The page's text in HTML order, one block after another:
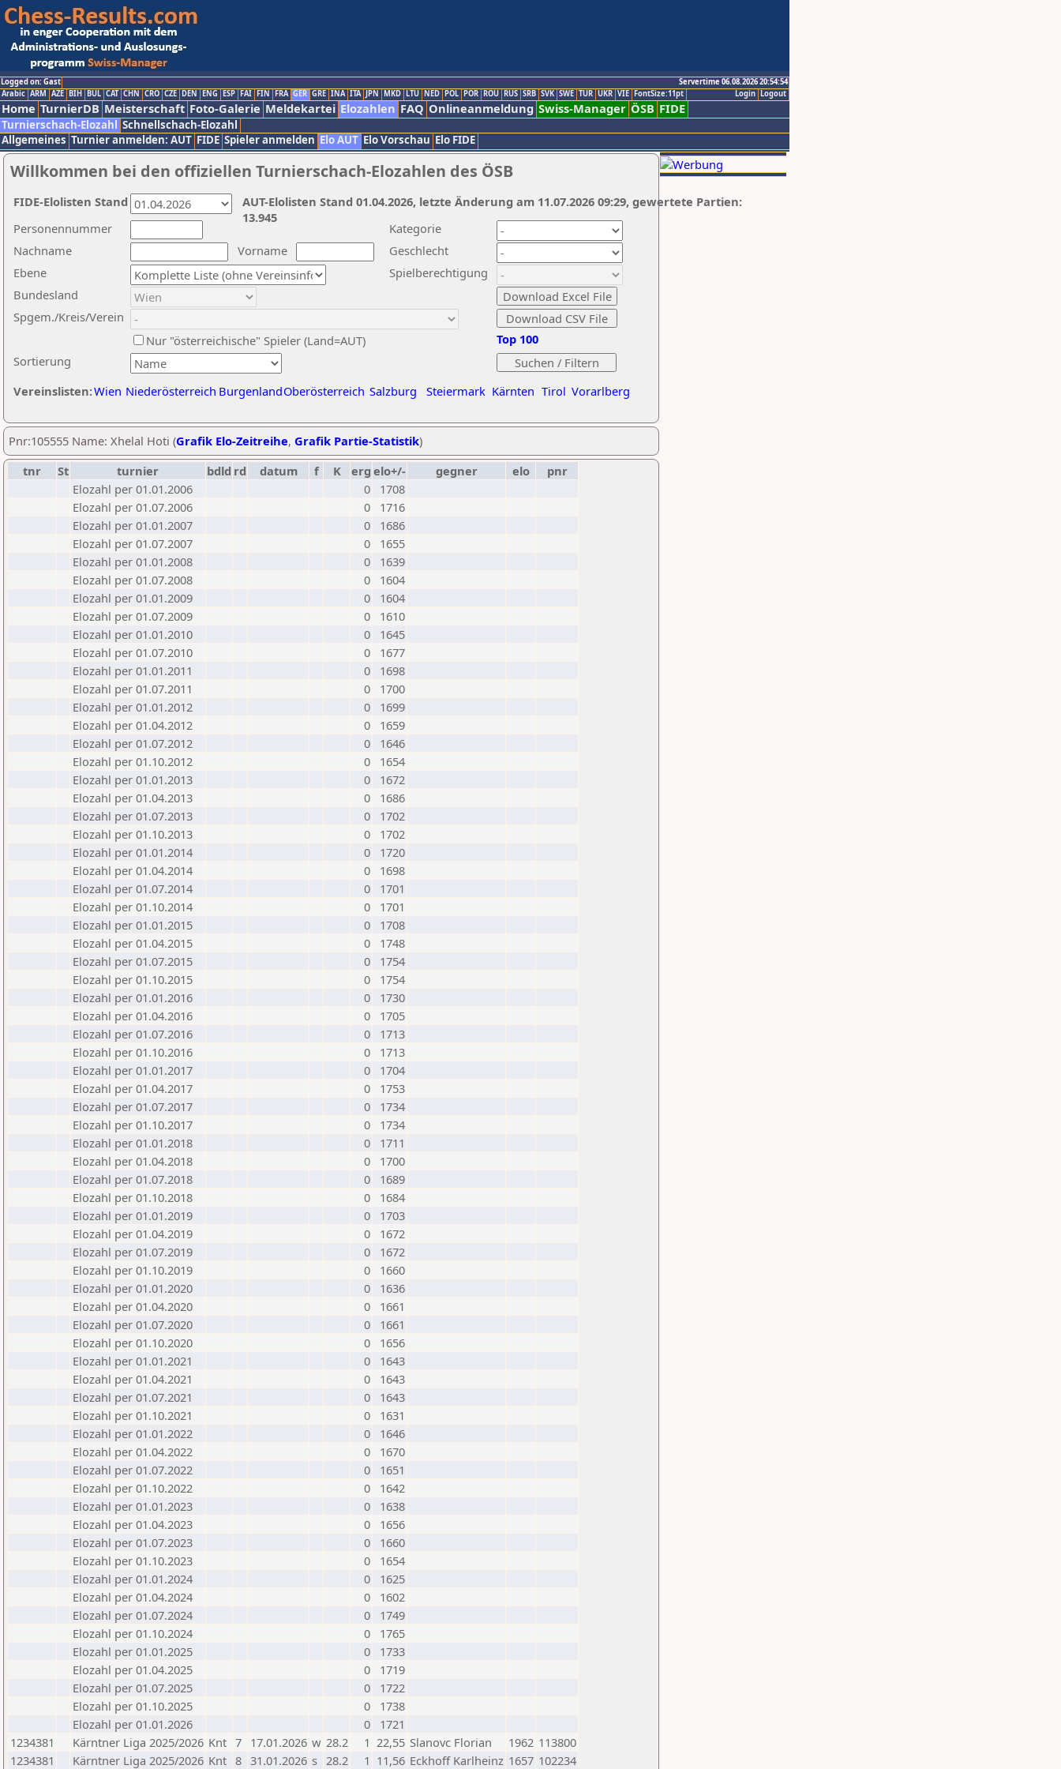
Logged on: Gast
Servertime 06.08.2026 20:54:54
Logout
Login
Arabic ARM AZE BIH BUL CAT CHN CRO CZE DEN ENG ESP FAI FIN FRA GER GRE INA ITA JPN MKD LTU NED POL POR ROU RUS SRB SVK SWE TUR UKR VIE FontSize:11pt
Home TurnierDB Meisterschaft Foto-Galerie Meldekartei Elozahlen FAQ Onlineanmeldung Swiss-Manager ÖSB FIDE
Turnierschach-Elozahl Schnellschach-Elozahl
Allgemeines Turnier anmelden: AUT FIDE Spieler anmelden Elo AUT Elo Vorschau Elo FIDE
Willkommen bei den offiziellen Turnierschach-Elozahlen des ÖSB
Nachname
Vorname
Ebene
Kategorie
Sortierung
Personennummer
Bundesland
Spgem./Kreis/Verein
Geschlecht
Nur "österreichische" Spieler (Land=AUT)
Spielberechtigung
Vereinslisten:Wien Niederösterreich BurgenlandOberösterreich Salzburg Steiermark Kärnten Tirol Vorarlberg
Top 100
AUT-Elolisten Stand 01.04.2026, letzte Änderung am 11.07.2026 09:29, gewertete Partien:
13.945
FIDE-Elolisten Stand
Pnr:105555 Name: Xhelal Hoti (Grafik Elo-Zeitreihe, Grafik Partie-Statistik)
tnr
St turnier bdld rd datum f K erg elo+/- gegner elo
pnr
Elozahl per 01.01.2006
0
1708
Elozahl per 01.07.2006
0
1716
Elozahl per 01.01.2007
0
1686
Elozahl per 01.07.2007
0
1655
Elozahl per 01.01.2008
0
1639
Elozahl per 01.07.2008
0
1604
Elozahl per 01.01.2009
0
1604
Elozahl per 01.07.2009
0
1610
Elozahl per 01.01.2010
0
1645
Elozahl per 01.07.2010
0
1677
Elozahl per 01.01.2011
0
1698
Elozahl per 01.07.2011
0
1700
Elozahl per 01.01.2012
0
1699
Elozahl per 01.04.2012
0
1659
Elozahl per 01.07.2012
0
1646
Elozahl per 01.10.2012
0
1654
Elozahl per 01.01.2013
0
1672
Elozahl per 01.04.2013
0
1686
Elozahl per 01.07.2013
0
1702
Elozahl per 01.10.2013
0
1702
Elozahl per 01.01.2014
0
1720
Elozahl per 01.04.2014
0
1698
Elozahl per 01.07.2014
0
1701
Elozahl per 01.10.2014
0
1701
Elozahl per 01.01.2015
0
1708
Elozahl per 01.04.2015
0
1748
Elozahl per 01.07.2015
0
1754
Elozahl per 01.10.2015
0
1754
Elozahl per 01.01.2016
0
1730
Elozahl per 01.04.2016
0
1705
Elozahl per 01.07.2016
0
1713
Elozahl per 01.10.2016
0
1713
Elozahl per 01.01.2017
0
1704
Elozahl per 01.04.2017
0
1753
Elozahl per 01.07.2017
0
1734
Elozahl per 01.10.2017
0
1734
Elozahl per 01.01.2018
0
1711
Elozahl per 01.04.2018
0
1700
Elozahl per 01.07.2018
0
1689
Elozahl per 01.10.2018
0
1684
Elozahl per 01.01.2019
0
1703
Elozahl per 01.04.2019
0
1672
Elozahl per 01.07.2019
0
1672
Elozahl per 01.10.2019
0
1660
Elozahl per 01.01.2020
0
1636
Elozahl per 01.04.2020
0
1661
Elozahl per 01.07.2020
0
1661
Elozahl per 01.10.2020
0
1656
Elozahl per 01.01.2021
0
1643
Elozahl per 01.04.2021
0
1643
Elozahl per 01.07.2021
0
1643
Elozahl per 01.10.2021
0
1631
Elozahl per 01.01.2022
0
1646
Elozahl per 01.04.2022
0
1670
Elozahl per 01.07.2022
0
1651
Elozahl per 01.10.2022
0
1642
Elozahl per 01.01.2023
0
1638
Elozahl per 01.04.2023
0
1656
Elozahl per 01.07.2023
0
1660
Elozahl per 01.10.2023
0
1654
Elozahl per 01.01.2024
0
1625
Elozahl per 01.04.2024
0
1602
Elozahl per 01.07.2024
0
1749
Elozahl per 01.10.2024
0
1765
Elozahl per 01.01.2025
0
1733
Elozahl per 01.04.2025
0
1719
Elozahl per 01.07.2025
0
1722
Elozahl per 01.10.2025
0
1738
Elozahl per 01.01.2026
0
1721
1234381
Kärntner Liga 2025/2026 Knt 7 17.01.2026 w 28.2 1 22,55 Slanovc Florian 1962 113800
1234381
Kärntner Liga 2025/2026 Knt 8 31.01.2026 s 28.2 1 11,56 Eckhoff Karlheinz 1657 102234